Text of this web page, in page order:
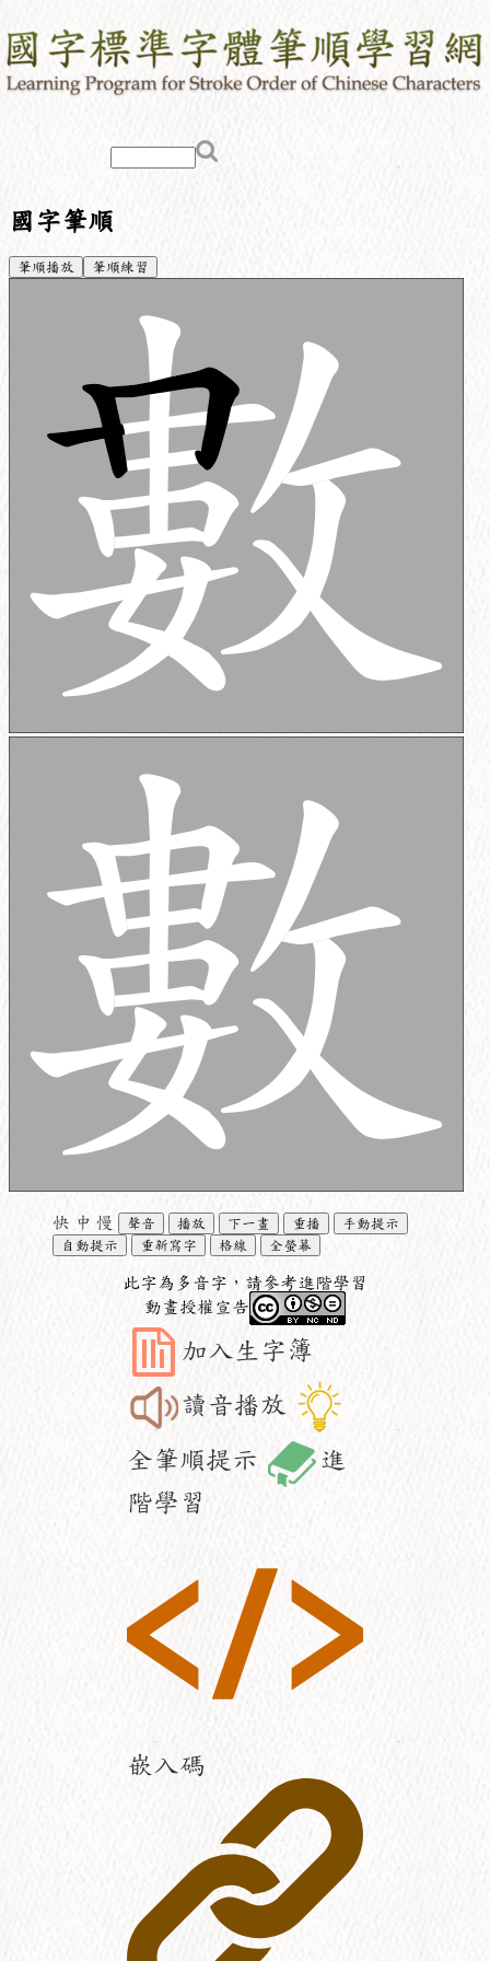
國字筆順
筆順播放 筆順練習
快 中 慢 聲音 播放 下一畫 重播
手動提示
自動提示
重新寫字 格線 全螢幕
此字為多音字，請參考進階學習
動畫授權宣告
加入生字簿
讀音播放
全筆順提示
進
階學習
嵌入碼